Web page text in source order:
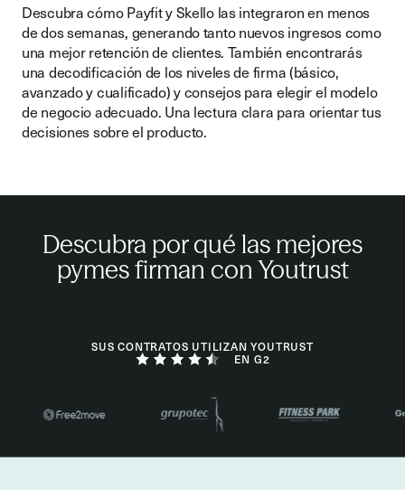
Descubra cómo Payfit y Skello las integraron en menos
de dos semanas, generando tanto nuevos ingresos como
una mejor retención de clientes. También encontrarás
una decodificación de los niveles de firma (básico,
avanzado y cualificado) y consejos para elegir el modelo
de negocio adecuado. Una lectura clara para orientar tus
decisiones sobre el producto.
Descubra por qué las mejores
pymes firman con Youtrust
SUS CONTRATOS UTILIZAN YOUTRUST
EN G2